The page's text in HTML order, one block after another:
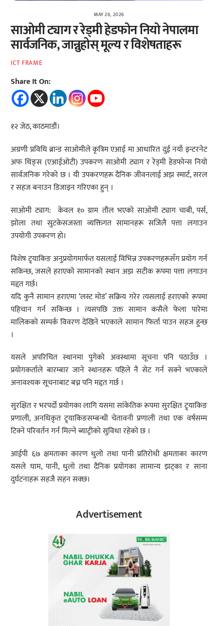
MAY 26, 2026
साओमी ट्याग र रेड्मी हेडफोन नियो नेपालमा
सार्वजनिक, जान्नुहोस् मूल्य र विशेषताहरू
ICT FRAME
Share It On:
१२ जेठ, काठमाडौं।
अग्रणी प्रविधि ब्रान्ड साओमीले कृत्रिम एआई मा आधारित दुई नयाँ इन्टरनेट
अफ थिङ्स (एआईओटी) उपकरण साओमी ट्याग र रेड्मी हेडफोन्स नियो
सार्वजनिक गरेको छ । यी उपकरणहरू दैनिक जीवनलाई अझ स्मार्ट, सरल
र सहज बनाउन डिजाइन गरिएका हुन् ।
साओमी ट्याग: केवल १० ग्राम तौल भएको साओमी ट्याग चाबी, पर्स,
झोला तथा सुटकेसजस्ता व्यक्तिगत सामानहरू सजिलै पत्ता लगाउन
उपयोगी उपकरण हो।
विशेष ट्र्याकिङ अनुप्रयोगमार्फत यसलाई विभिन्न उपकरणहरूसँग प्रयोग गर्न
सकिन्छ, जसले हराएको सामानको स्थान अझ सटीक रूपमा पत्ता लगाउन
मद्दत गर्छ।
यदि कुनै सामान हराएमा ‘लस्ट मोड’ सक्रिय गरेर त्यसलाई हराएको रूपमा
पहिचान गर्न सकिन्छ । त्यसपछि उक्त सामान कसैले फेला पारेमा
मालिकको सम्पर्क विवरण देखिने भएकाले सामान फिर्ता पाउन सहज हुन्छ
।
यसले अपरिचित स्थानमा पुगेको अवस्थामा सूचना पनि पठाउँछ ।
प्रयोगकर्ताले बारम्बार जाने स्थानहरू पहिले नै सेट गर्न सक्ने भएकाले
अनावश्यक सूचनाबाट बच्न पनि मद्दत गर्छ ।
सुरक्षित र भरपर्दो प्रयोगका लागि यसमा सांकेतिक रूपमा सुरक्षित ट्र्याकिङ
प्रणाली, अनधिकृत ट्र्याकिङसम्बन्धी चेतावनी प्रणाली तथा एक वर्षसम्म
टिक्ने परिवर्तन गर्न मिल्ने ब्याट्रीको सुविधा रहेको छ ।
आईपी ६७ क्षमताका कारण धुलो तथा पानी प्रतिरोधी क्षमताका कारण
यसले घाम, पानी, धुलो तथा दैनिक प्रयोगका सामान्य झट्का र साना
दुर्घटनाहरू सहजै सहन सक्छ।
Advertisement